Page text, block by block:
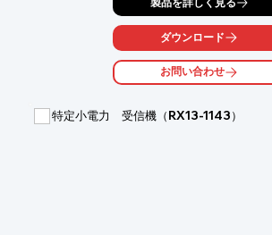
また出力はリレー（各エリア/1a/1b(同一コモ
ル通信による人体有無データ出力を選択可能で
FA分野での人体検出や、既存機器、既存工場管
追加組込が簡単に行えます。
ください。
ダウンロード
お問い合わせ
特定小電力 受信機（RX13-1143）